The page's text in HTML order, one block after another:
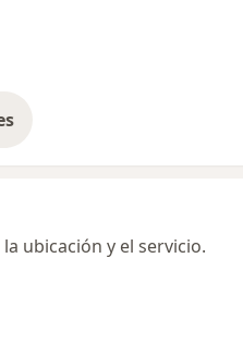
ubicación y el servicio.